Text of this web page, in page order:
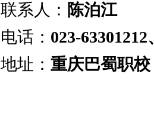
联系人： 陈泊江
电话： 023-63301212
地址： 重庆巴蜀职